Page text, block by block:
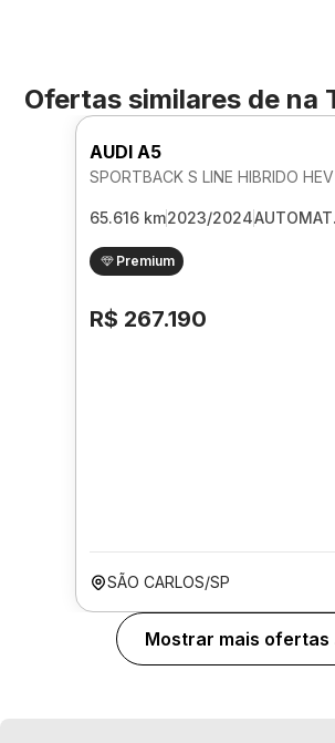
Ofertas similares de na
AUDI A5
65.616 km2023/2024AUTOMAT.
Premium
R$ 267.190
SÃO CARLOS/SP
Mostrar mais ofertas